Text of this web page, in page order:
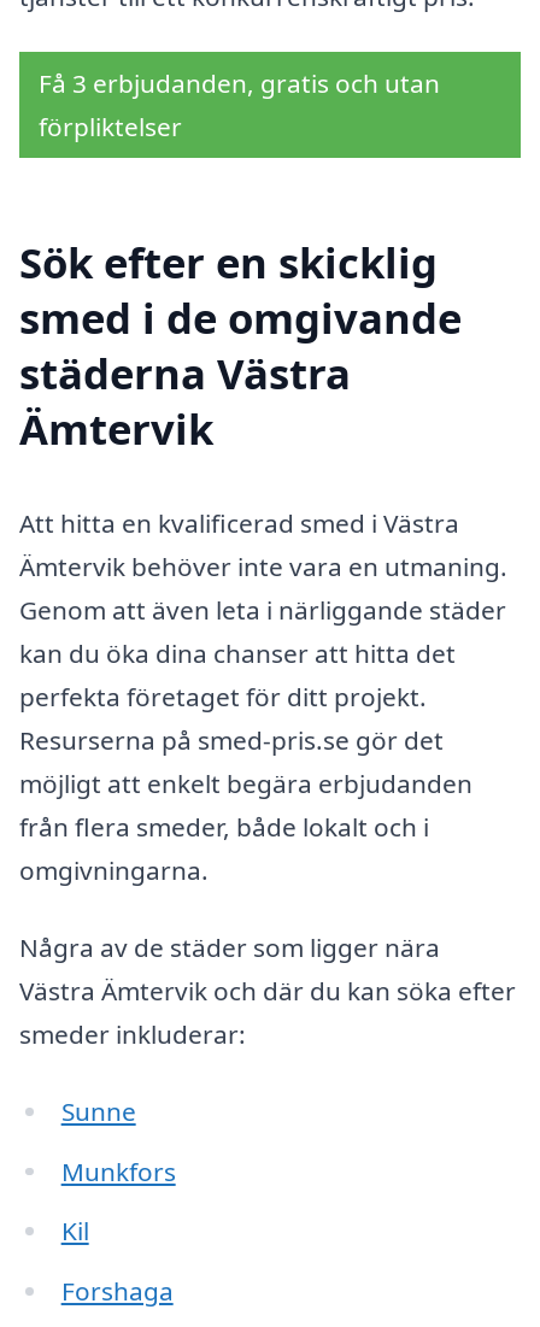
Få 3 erbjudanden, gratis och utan
förpliktelser
Sök efter en skicklig
smed i de omgivande
städerna Västra
Ämtervik
Att hitta en kvalificerad smed i Västra
Ämtervik behöver inte vara en utmaning.
Genom att även leta i närliggande städer
kan du öka dina chanser att hitta det
perfekta företaget för ditt projekt.
Resurserna på smed-pris.se gör det
möjligt att enkelt begära erbjudanden
från flera smeder, både lokalt och i
omgivningarna.
Några av de städer som ligger nära
Västra Ämtervik och där du kan söka efter
smeder inkluderar:
Sunne
Munkfors
Kil
Forshaga